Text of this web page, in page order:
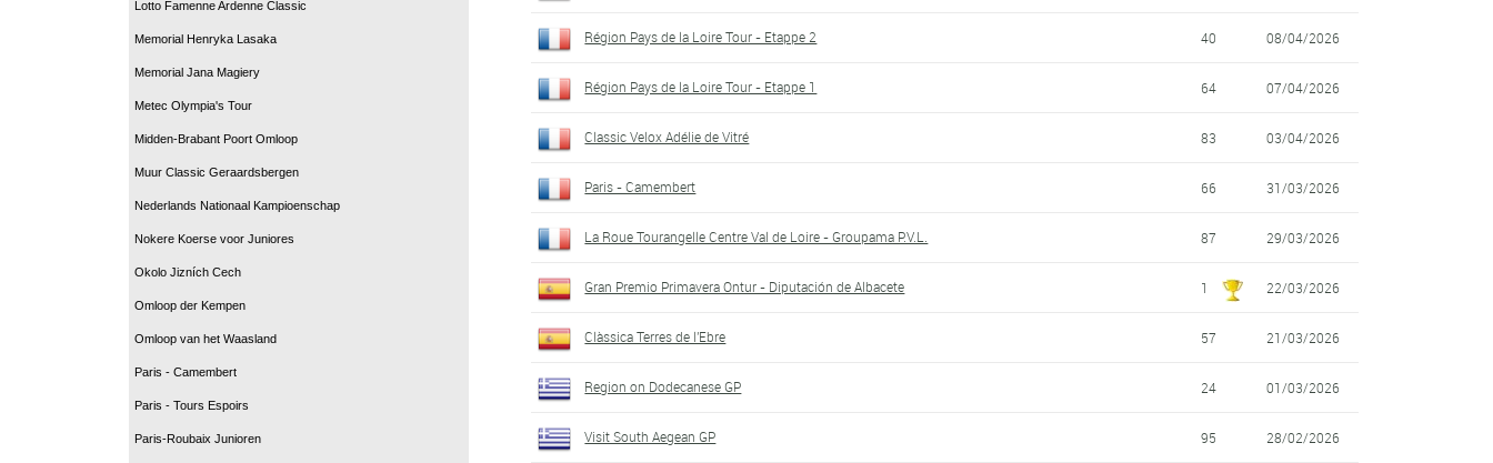
Lotto Famenne Ardenne Classic
Memorial Henryka Lasaka
Memorial Jana Magiery
Metec Olympia's Tour
Midden-Brabant Poort Omloop
Muur Classic Geraardsbergen
Nederlands Nationaal Kampioenschap
Nokere Koerse voor Juniores
Okolo Jizních Cech
Omloop der Kempen
Omloop van het Waasland
Paris - Camembert
Paris - Tours Espoirs
Paris-Roubaix Junioren
Région Pays de la Loire Tour - Etappe 2 40 08/04/2026
Région Pays de la Loire Tour - Etappe 1 64 07/04/2026
Classic Velox Adélie de Vitré 83 03/04/2026
Paris - Camembert 66 31/03/2026
La Roue Tourangelle Centre Val de Loire - Groupama P.V.L. 87 29/03/2026
Gran Premio Primavera Ontur - Diputación de Albacete 1 22/03/2026
Clàssica Terres de l'Ebre 57 21/03/2026
Region on Dodecanese GP 24 01/03/2026
Visit South Aegean GP 95 28/02/2026